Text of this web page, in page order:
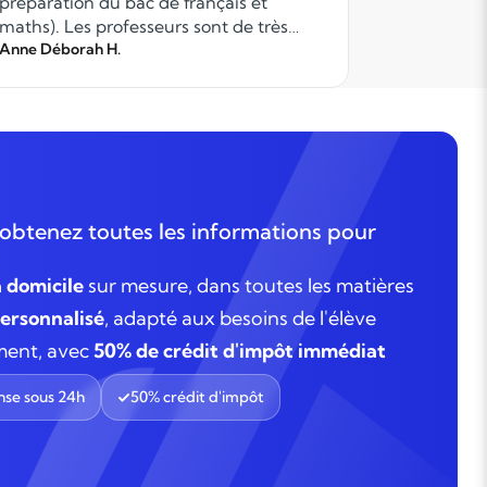
maths). Les professeurs sont de très
grande qualité. Ils dispensent leur cours
Anne Déborah H.
toutes les informations pour
domicile sur mesure, dans toutes les matières
, adapté aux besoins de l'élève
avec50% de crédit d'impôt immédiat
sous 24h 50% crédit d'impôt